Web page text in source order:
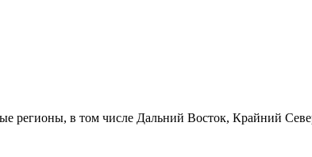
регионы, в том числе Дальний Восток, Крайний